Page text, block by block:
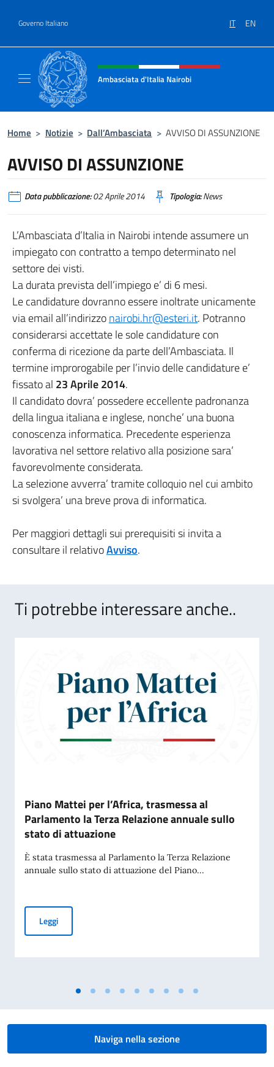
Governo Italiano IT EN
Intestazione sito, social e menù
Ambasciata d'Italia Nairobi
Home > Notizie > Dall’Ambasciata > AVVISO DI ASSUNZIONE
AVVISO DI ASSUNZIONE
Data pubblicazione:02 Aprile 2014 Tipologia:News
L’Ambasciata d’Italia in Nairobi intende assumere un
impiegato con contratto a tempo determinato nel
settore dei visti.
La durata prevista dell’impiego e’ di 6 mesi.
Le candidature dovranno essere inoltrate unicamente
via email all’indirizzonairobi.hr@esteri.it. Potranno
considerarsi accettate le sole candidature con
conferma di ricezione da parte dell’Ambasciata. Il
termine improrogabile per l’invio delle candidature e’
fissato al 23 Aprile 2014.
Il candidato dovra’ possedere eccellente padronanza
della lingua italiana e inglese, nonche’ una buona
conoscenza informatica. Precedente esperienza
lavorativa nel settore relativo alla posizione sara’
favorevolmente considerata.
La selezione avverra’ tramite colloquio nel cui ambito
si svolgera’ una breve prova di informatica.
Per maggiori dettagli sui prerequisiti si invita a
consultare il relativoAvviso.
Ti potrebbe interessare anche..
Piano Mattei per l’Africa, trasmessa al
Parlamento la Terza Relazione annuale sullo
stato di attuazione
È stata trasmessa al Parlamento la Terza Relazione
annuale sullo stato di attuazione del Piano...
LeggiPiano Mattei per l’Africa, trasmessa al Parlamento la
Naviga nella sezione